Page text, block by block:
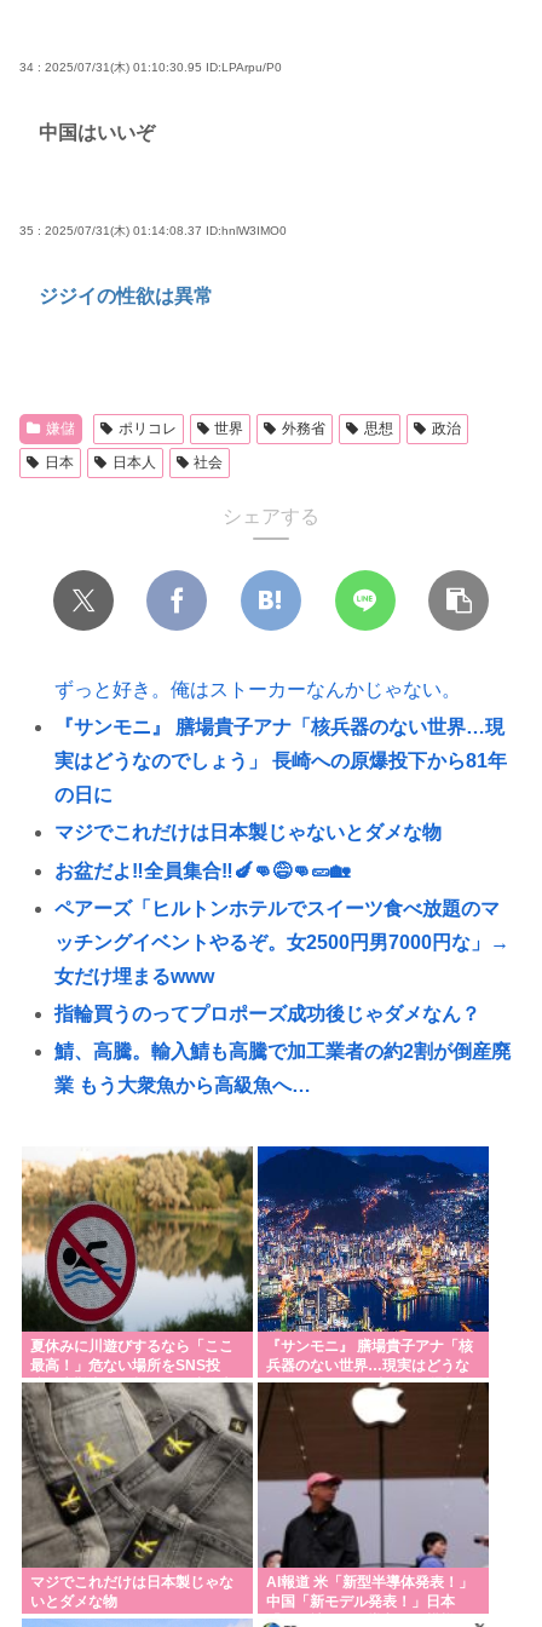
34 : 2025/07/31(木) 01:10:30.95 ID:LPArpu/P0
中国はいいぞ
35 : 2025/07/31(木) 01:14:08.37 ID:hnlW3IMO0
ジジイの性欲は異常
嫌儲 ポリコレ 世界 外務省 思想
政治
日本
日本人 社会
シェアする
ずっと好き。俺はストーカーなんかじゃない。
『サンモニ』 膳場貴子アナ「核兵器のない世界…現
実はどうなのでしょう」 長崎への原爆投下から81年
の日に
マジでこれだけは日本製じゃないとダメな物
お盆だよ‼全員集合‼🍆👊😅👊🥒🏡
ペアーズ「ヒルトンホテルでスイーツ食べ放題のマ
ッチングイベントやるぞ。女2500円男7000円な」→
女だけ埋まるwww
指輪買うのってプロポーズ成功後じゃダメなん？
鯖、高騰。輸入鯖も高騰で加工業者の約2割が倒産廃
業 もう大衆魚から高級魚へ…
バコを吸いまくっていた
高市早苗、公用車を3000万円かけて喫煙車にしてし
まうwww
【EV】テスラ、26年中に日本の納車拠点を6割増 販
売急増による混乱収拾へ
普通の日本人「岸田と石破が日本を壊した！岸田と
石破が悪い！」
頼みのイオンまさかの爆発…全国858自治体が防災協
定、熊本地震事故に衝撃「不安ゼロではない」
ジャンポケ斉藤に見る量刑7年の重さ、殺してしまい
傷害致死罪を狙う方が量刑的には軽いと話題
高市早苗「支持率が下がってる？！なら消費減税
よ！！」→さらに下落
夏休みに川遊びするなら「ここ
最高！」危ない場所をSNS投
稿、水難事故が起きたら法的責
任を問われる？ 福岡県八女市の
星野川
『サンモニ』 膳場貴子アナ「核
兵器のない世界…現実はどうな
のでしょう」 長崎への原爆投下
から81年の日に
マジでこれだけは日本製じゃな
いとダメな物
AI報道 米「新型半導体発表！」
中国「新モデル発表！」日本
「〇〇社がAIを導入した模様！